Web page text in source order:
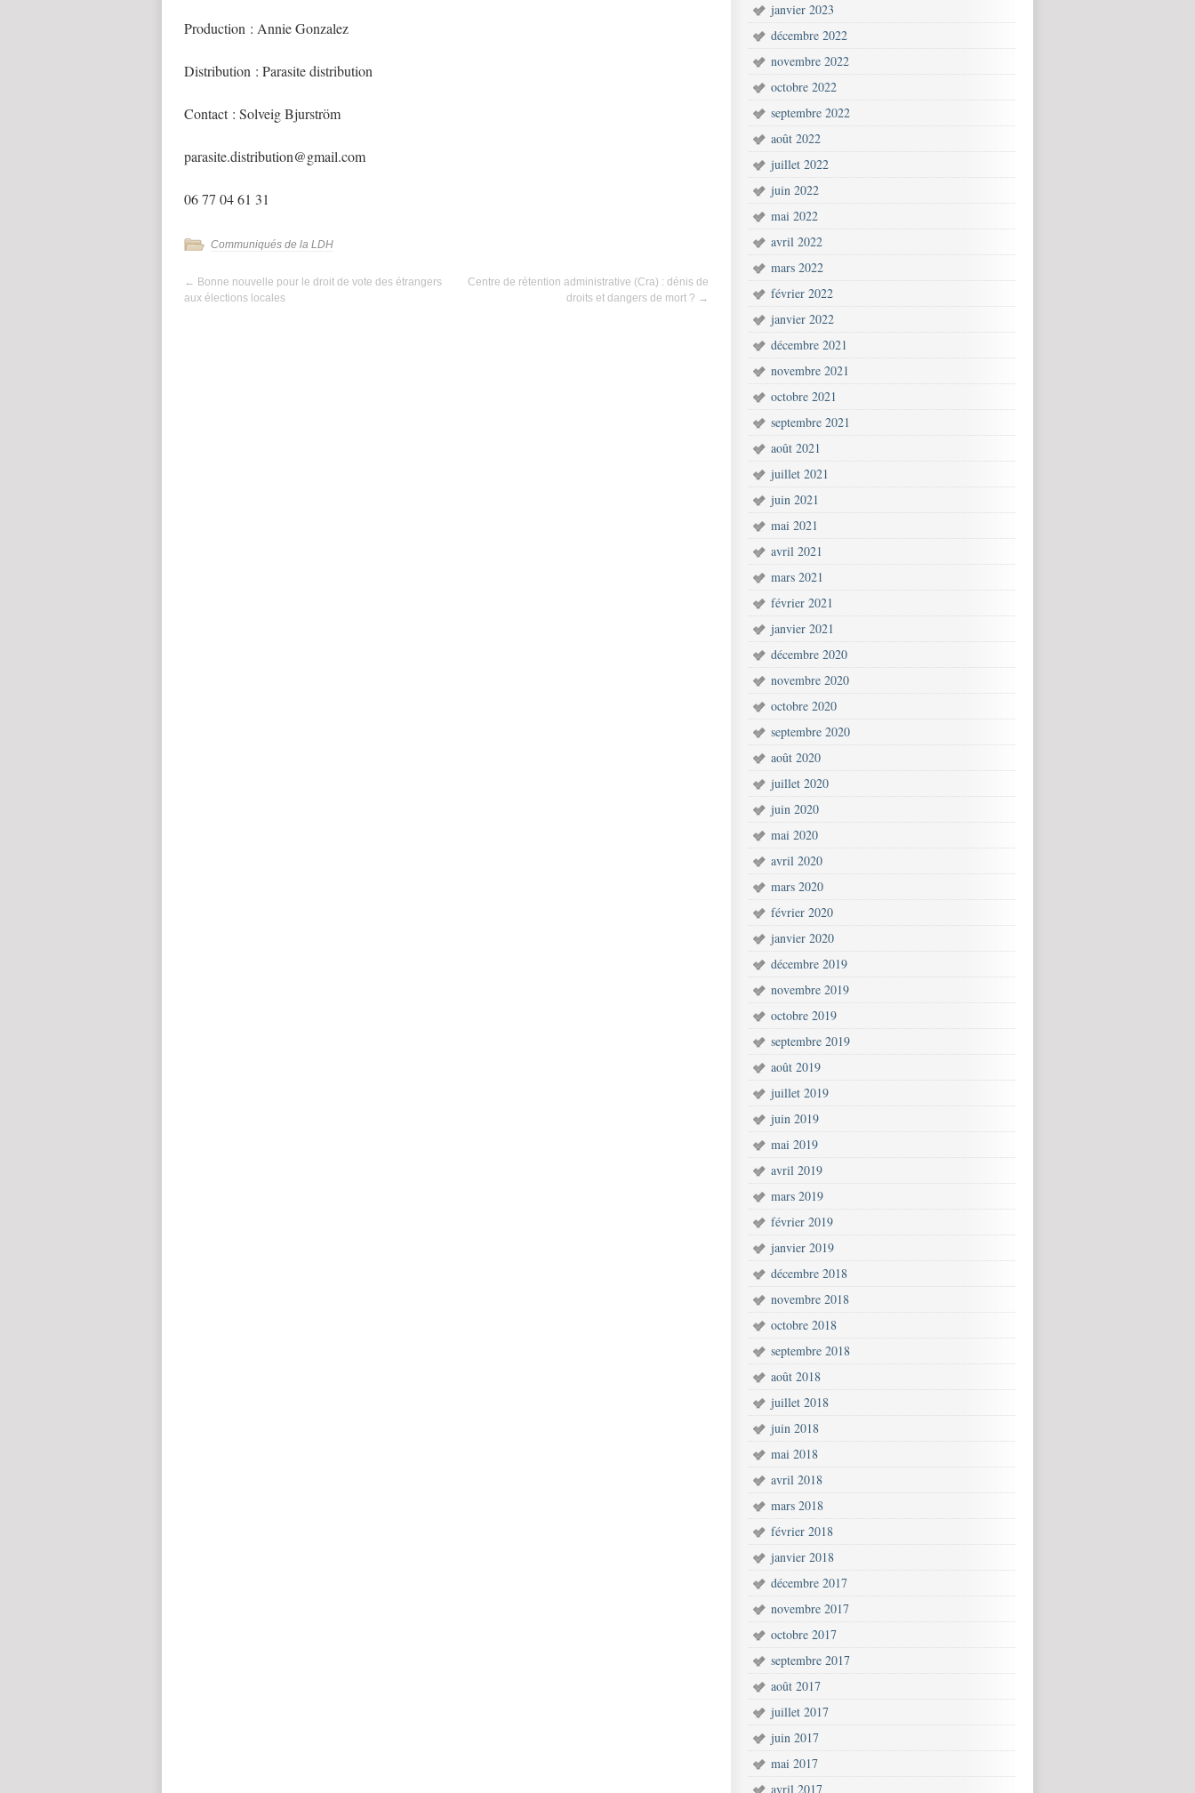
Production : Annie Gonzalez
Distribution : Parasite distribution
Contact : Solveig Bjurström
parasite.distribution@gmail.com
06 77 04 61 31
Communiqués de la LDH
← Bonne nouvelle pour le droit de vote des étrangers
aux élections locales
Centre de rétention administrative (Cra) : dénis de
droits et dangers de mort ? →
janvier 2023
décembre 2022
novembre 2022
octobre 2022
septembre 2022
août 2022
juillet 2022
juin 2022
mai 2022
avril 2022
mars 2022
février 2022
janvier 2022
décembre 2021
novembre 2021
octobre 2021
septembre 2021
août 2021
juillet 2021
juin 2021
mai 2021
avril 2021
mars 2021
février 2021
janvier 2021
décembre 2020
novembre 2020
octobre 2020
septembre 2020
août 2020
juillet 2020
juin 2020
mai 2020
avril 2020
mars 2020
février 2020
janvier 2020
décembre 2019
novembre 2019
octobre 2019
septembre 2019
août 2019
juillet 2019
juin 2019
mai 2019
avril 2019
mars 2019
février 2019
janvier 2019
décembre 2018
novembre 2018
octobre 2018
septembre 2018
août 2018
juillet 2018
juin 2018
mai 2018
avril 2018
mars 2018
février 2018
janvier 2018
décembre 2017
novembre 2017
octobre 2017
septembre 2017
août 2017
juillet 2017
juin 2017
mai 2017
avril 2017